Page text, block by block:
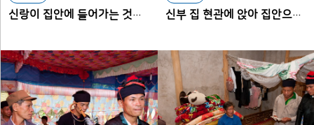
신랑이 집안에 들어가는 것을 바라보는 신부 측 하객들 신부 집 현관에 앉아 집안으로 들어갈 수 있도록 재차 청하는 장면